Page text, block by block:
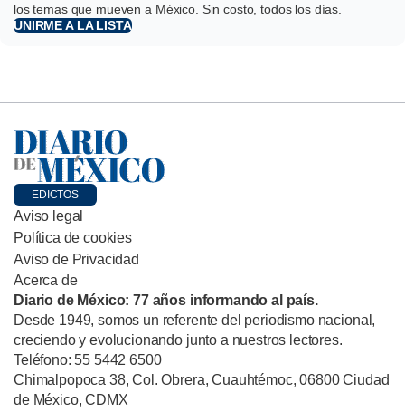
los temas que mueven a México. Sin costo, todos los días.
UNIRME A LA LISTA
EDICTOS
Aviso legal
Política de cookies
Aviso de Privacidad
Acerca de
Diario de México: 77 años informando al país.
Desde 1949, somos un referente del periodismo nacional,
creciendo y evolucionando junto a nuestros lectores.
Teléfono: 55 5442 6500
Chimalpopoca 38, Col. Obrera, Cuauhtémoc, 06800 Ciudad
de México, CDMX